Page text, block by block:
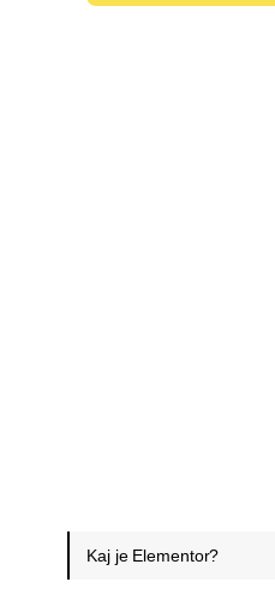
Kaj je Elementor?